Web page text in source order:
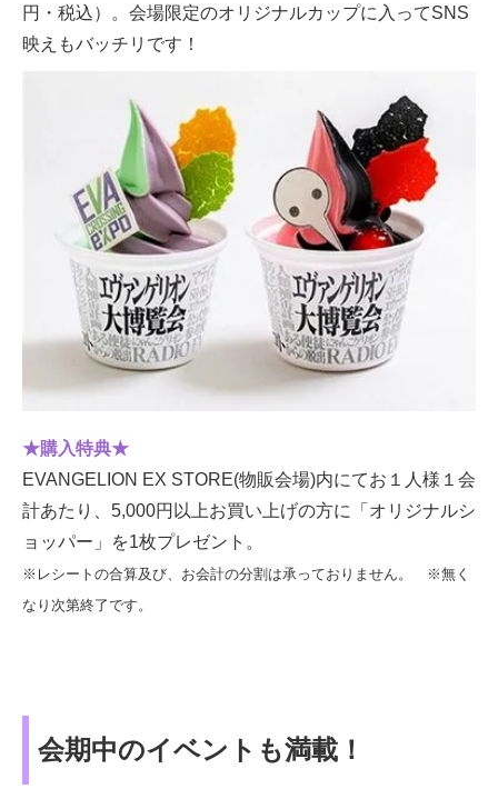
円・税込）。会場限定のオリジナルカップに入ってSNS
映えもバッチリです！
★購入特典★
EVANGELION EX STORE(物販会場)内にてお１人様１会
計あたり、5,000円以上お買い上げの方に「オリジナルシ
ョッパー」を1枚プレゼント。
※レシートの合算及び、お会計の分割は承っておりません。 ※無く
なり次第終了です。
会期中のイベントも満載！